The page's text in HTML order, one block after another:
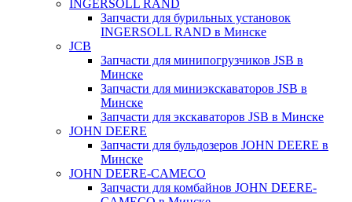
INGERSOLL RAND
Запчасти для бурильных установок
INGERSOLL RAND в Минске
JCB
Запчасти для минипогрузчиков JSB в
Минске
Запчасти для миниэкскаваторов JSB в
Минске
Запчасти для экскаваторов JSB в Минске
JOHN DEERE
Запчасти для бульдозеров JOHN DEERE в
Минске
JOHN DEERE-CAMECO
Запчасти для комбайнов JOHN DEERE-